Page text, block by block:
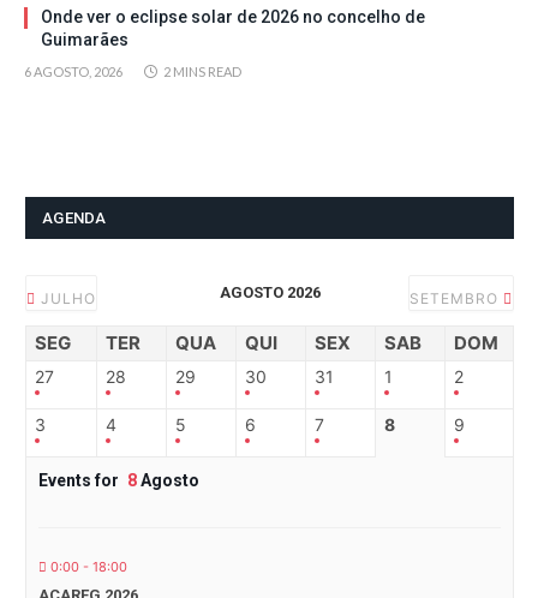
Onde ver o eclipse solar de 2026 no concelho de
Guimarães
6 AGOSTO, 2026 2 MINS READ
AGENDA
JULHO AGOSTO 2026 SETEMBRO
SEG TER QUA QUI SEX SAB DOM
27 28 29 30 31 1 2
3 4 5 6 7 8 9
Events for 8Agosto
0:00 - 18:00